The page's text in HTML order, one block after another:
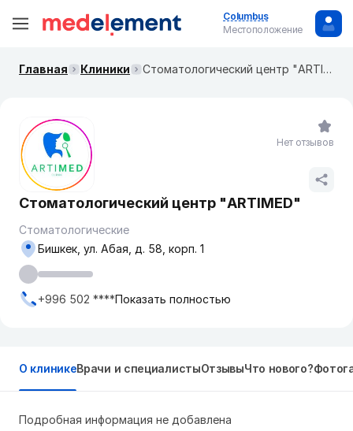
Columbus
Местоположение
Главная Клиники ​Стоматологический центр "ARTIMED"
​Стоматологический центр "ARTIMED"
Стоматологические
Бишкек, ул. Абая, д. 58, корп. 1
+996 502 ****Показать полностью
Нет отзывов
О клиникеВрачи и специалистыОтзывыЧто нового?
Подробная информация не добавлена